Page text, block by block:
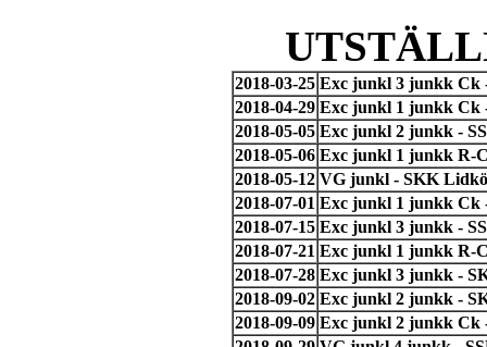
2018-03-25 Exc junkl 3 junkk Ck
2018-04-29 Exc junkl 1 junkk Ck
2018-05-05 Exc junkl 2 junkk -
2018-05-06 Exc junkl 1 junkk R-
2018-05-12 VG junkl - SKK
2018-07-01 Exc junkl 1 junkk Ck
2018-07-15 Exc junkl 3 junkk -
2018-07-21 Exc junkl 1 junkk R-
2018-07-28 Exc junkl 3 junkk -
2018-09-02 Exc junkl 2 junkk -
2018-09-09 Exc junkl 2 junkk Ck